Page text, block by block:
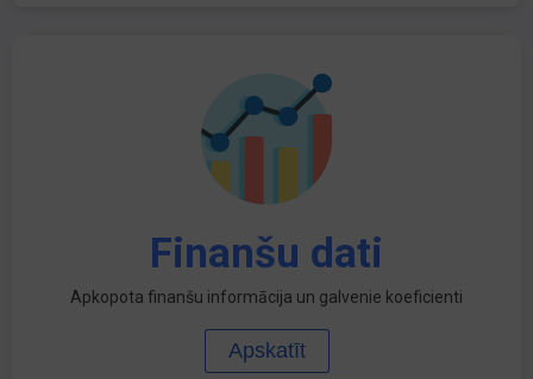
Finanšu dati
Apkopota finanšu informācija un galvenie koeficienti
Apskatīt